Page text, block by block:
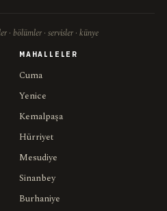
· bölümler · servisler · künye
MAHALLELER
Cuma
Yenice
Kemalpaşa
Hürriyet
Mesudiye
Sinanbey
Burhaniye